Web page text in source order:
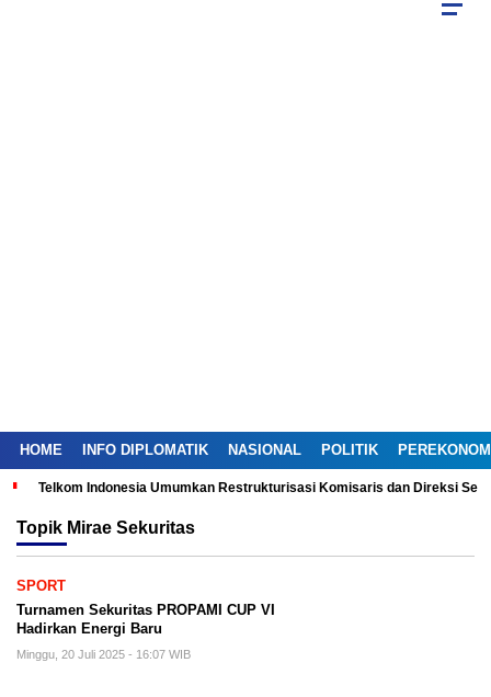
HOME INFO DIPLOMATIK NASIONAL POLITIK
Telkom Indonesia Umumkan Restrukturisasi Komisaris dan Direksi
Topik Mirae Sekuritas
SPORT
Turnamen Sekuritas PROPAMI CUP VI
Hadirkan Energi Baru
Minggu, 20 Juli 2025 - 16:07 WIB